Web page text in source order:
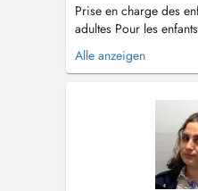
Prise en charge des
adultes Pour les
(entre autre) - NEPSY-II
neuropsychologique de
attentionnel -
Troubles de
Alle anzeigen